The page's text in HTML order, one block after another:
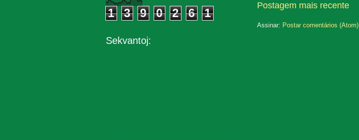
Postagem mais recente
Assinar: Postar comentários (Atom)
1 3 9 0 2 6 1
Sekvantoj: